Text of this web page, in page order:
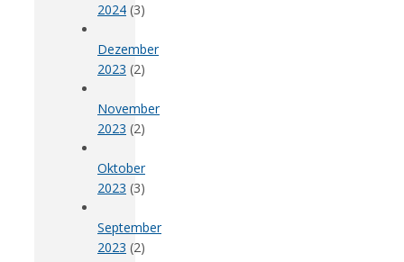
2024 (3)
Dezember
2023 (2)
November
2023 (2)
Oktober
2023 (3)
September
2023 (2)